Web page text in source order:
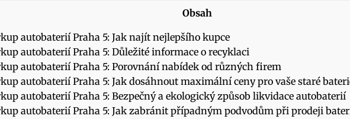
Obsah
autobaterií Praha⁤ 5:⁢ Jak najít nejlepšího‍ kupce
autobaterií ‍Praha 5: Důležité informace o recyklaci
autobaterií Praha 5: Porovnání nabídek od různých firem
autobaterií ⁤Praha 5: Jak dosáhnout maximální ceny pro vaše staré‌
autobaterií Praha ⁣5:‍ Bezpečný a ekologický způsob likvidace autobaterií
⁣autobaterií Praha 5: Jak zabránit případným‍ podvodům při prodeji⁤